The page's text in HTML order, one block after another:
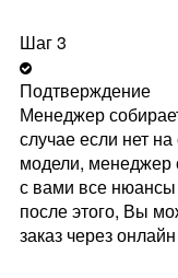
Шаг 3
Подтверждение
Менеджер
случае если нет
модели, менеджер
с вами все нюансы
после этого, Вы
заказ через